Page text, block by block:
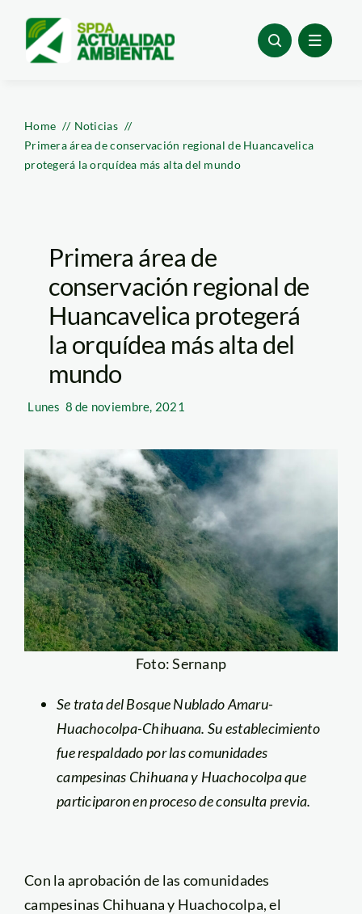
content
Home
Noticias
Primera área de conservación regional de Huancavelica
protegerá la orquídea más alta del mundo
Primera área de
conservación regional de
Huancavelica protegerá
la orquídea más alta del
mundo
Lunes 8 de noviembre, 2021
Foto: Sernanp
Se trata del Bosque Nublado Amaru-
Huachocolpa-Chihuana. Su establecimiento
fue respaldado por las comunidades
campesinas Chihuana y Huachocolpa que
participaron en proceso de consulta previa.
Con la aprobación de las comunidades
campesinas Chihuana y Huachocolpa, el